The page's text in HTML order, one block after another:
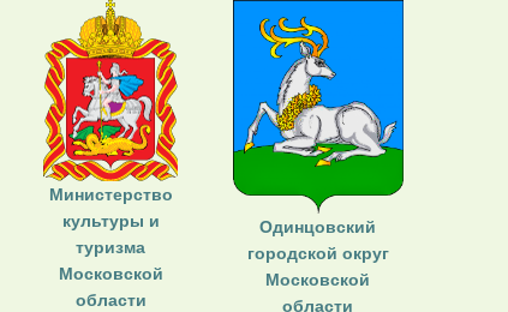
Министерство
культуры и
туризма
Московской
области
Одинцовский
городской округ
Московской
области